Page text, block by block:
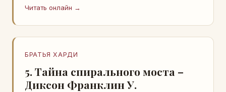
Читать онлайн →
БРАТЬЯ ХАРДИ
5. Тайна спирального моста –
Диксон Франклин У.